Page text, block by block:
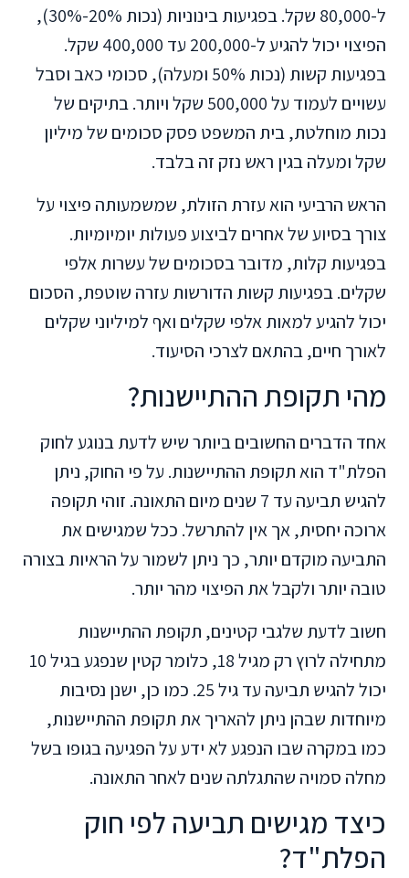
ל-80,000 שקל. בפגיעות בינוניות (נכות 20%-30%),
הפיצוי יכול להגיע ל-200,000 עד 400,000 שקל.
בפגיעות קשות (נכות 50% ומעלה), סכומי כאב וסבל
עשויים לעמוד על 500,000 שקל ויותר. בתיקים של
נכות מוחלטת, בית המשפט פסק סכומים של מיליון
שקל ומעלה בגין ראש נזק זה בלבד.
הראש הרביעי הוא עזרת הזולת, שמשמעותה פיצוי על
צורך בסיוע של אחרים לביצוע פעולות יומיומיות.
בפגיעות קלות, מדובר בסכומים של עשרות אלפי
שקלים. בפגיעות קשות הדורשות עזרה שוטפת, הסכום
יכול להגיע למאות אלפי שקלים ואף למיליוני שקלים
לאורך חיים, בהתאם לצרכי הסיעוד.
מהי תקופת ההתיישנות?
אחד הדברים החשובים ביותר שיש לדעת בנוגע לחוק
הפלת"ד הוא תקופת ההתיישנות. על פי החוק, ניתן
להגיש תביעה עד 7 שנים מיום התאונה. זוהי תקופה
ארוכה יחסית, אך אין להתרשל. ככל שמגישים את
התביעה מוקדם יותר, כך ניתן לשמור על הראיות בצורה
טובה יותר ולקבל את הפיצוי מהר יותר.
חשוב לדעת שלגבי קטינים, תקופת ההתיישנות
מתחילה לרוץ רק מגיל 18, כלומר קטין שנפגע בגיל 10
יכול להגיש תביעה עד גיל 25. כמו כן, ישנן נסיבות
מיוחדות שבהן ניתן להאריך את תקופת ההתיישנות,
כמו במקרה שבו הנפגע לא ידע על הפגיעה בגופו בשל
מחלה סמויה שהתגלתה שנים לאחר התאונה.
כיצד מגישים תביעה לפי חוק
הפלת"ד?